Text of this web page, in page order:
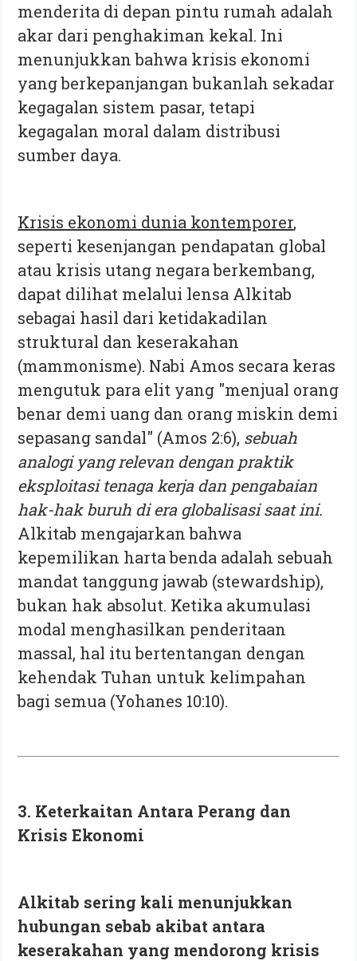
menderita di depan pintu rumah adalah
akar dari penghakiman kekal. Ini
menunjukkan bahwa krisis ekonomi
yang berkepanjangan bukanlah sekadar
kegagalan sistem pasar, tetapi
kegagalan moral dalam distribusi
sumber daya.
Krisis ekonomi dunia kontemporer,
seperti kesenjangan pendapatan global
atau krisis utang negara berkembang,
dapat dilihat melalui lensa Alkitab
sebagai hasil dari ketidakadilan
struktural dan keserakahan
(mammonisme). Nabi Amos secara keras
mengutuk para elit yang "menjual orang
benar demi uang dan orang miskin demi
sepasang sandal" (Amos 2:6), sebuah
analogi yang relevan dengan praktik
eksploitasi tenaga kerja dan pengabaian
hak-hak buruh di era globalisasi saat ini.
Alkitab mengajarkan bahwa
kepemilikan harta benda adalah sebuah
mandat tanggung jawab (stewardship),
bukan hak absolut. Ketika akumulasi
modal menghasilkan penderitaan
massal, hal itu bertentangan dengan
kehendak Tuhan untuk kelimpahan
bagi semua (Yohanes 10:10).
3. Keterkaitan Antara Perang dan
Krisis Ekonomi
Alkitab sering kali menunjukkan
hubungan sebab akibat antara
keserakahan yang mendorong krisis